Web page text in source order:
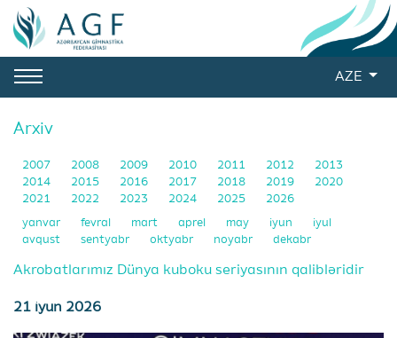
AZE
Arxiv
2007 2008 2009 2010 2011 2012
2013
2014
2015 2016 2017 2018 2019
2020
2021
2022 2023 2024 2025 2026
yanvar fevral mart aprel may iyun
iyul
avqust
sentyabr oktyabr noyabr dekabr
Akrobatlarımız Dünya kuboku seriyasının qalibləridir
21 iyun 2026